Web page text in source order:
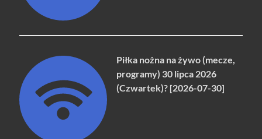
Piłka nożna na żywo (mecze,
programy) 30 lipca 2026
(Czwartek)? [2026-07-30]